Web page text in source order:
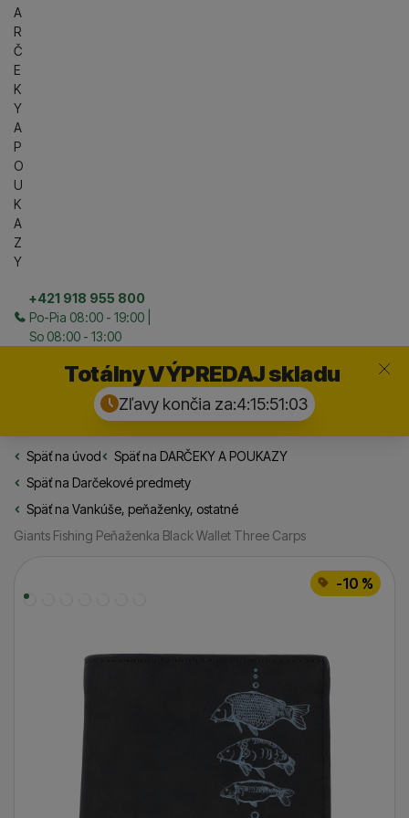
A
R
Č
E
K
Y
A
P
O
U
K
A
Z
Y
+421 918 955 800
Po-Pia 08:00 - 19:00 |
So 08:00 - 13:00
Totálny VÝPREDAJ skladu
Zľavy končia za:4:15:51:02
Zavrieť
Späť na úvodRybarske.sk
Späť na DARČEKY A POUKAZY
Späť na Darčekové predmety
Späť na Vankúše, peňaženky, ostatné
Giants Fishing Peňaženka Black Wallet Three Carps
-10 %